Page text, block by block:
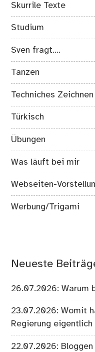
Skurrile Texte
Studium
Sven fragt….
Tanzen
Techniches Zeichnen
Türkisch
Übungen
Was läuft bei mir
Webseiten-
Werbung/Trigami
Neueste
26.07.2026: Warum
23.07.2026: Womit
Regierung
22.07.2026: